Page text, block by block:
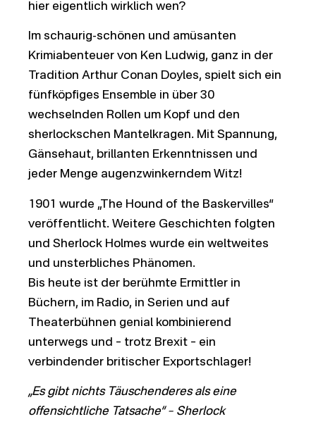
hier eigentlich wirklich wen?
Im schaurig-schönen und amüsanten
Krimiabenteuer von Ken Ludwig, ganz in der
Tradition Arthur Conan Doyles, spielt sich ein
fünfköpfiges Ensemble in über 30
wechselnden Rollen um Kopf und den
sherlockschen Mantelkragen. Mit Spannung,
Gänsehaut, brillanten Erkenntnissen und
jeder Menge augenzwinkerndem Witz!
1901 wurde „The Hound of the Baskervilles“
veröffentlicht. Weitere Geschichten folgten
und Sherlock Holmes wurde ein weltweites
und unsterbliches Phänomen.
Bis heute ist der berühmte Ermittler in
Büchern, im Radio, in Serien und auf
Theaterbühnen genial kombinierend
unterwegs und – trotz Brexit – ein
verbindender britischer Exportschlager!
„Es gibt nichts Täuschenderes als eine
offensichtliche Tatsache“ – Sherlock